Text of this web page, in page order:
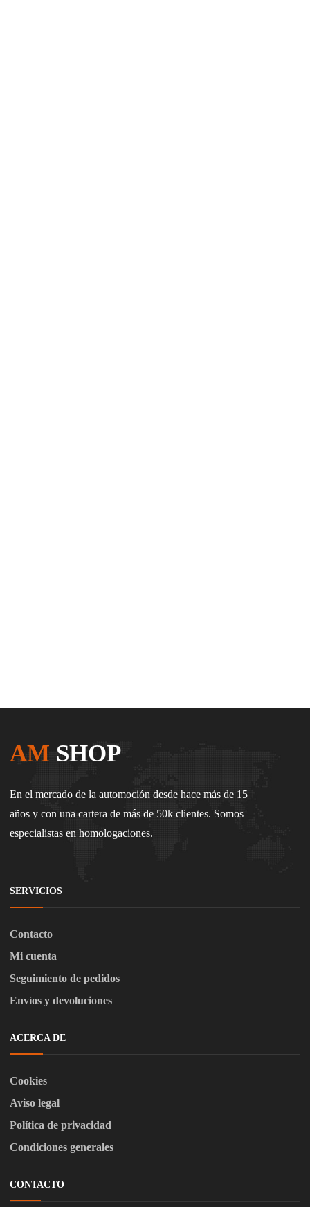
AM SHOP
En el mercado de la automoción desde hace más de 15
años y con una cartera de más de 50k clientes. Somos
especialistas en homologaciones.
SERVICIOS
Contacto
Mi cuenta
Seguimiento de pedidos
Envíos y devoluciones
ACERCA DE
Cookies
Aviso legal
Política de privacidad
Condiciones generales
CONTACTO